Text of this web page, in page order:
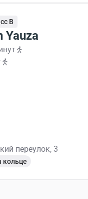
B
Yauza
переулок, 3
кольце